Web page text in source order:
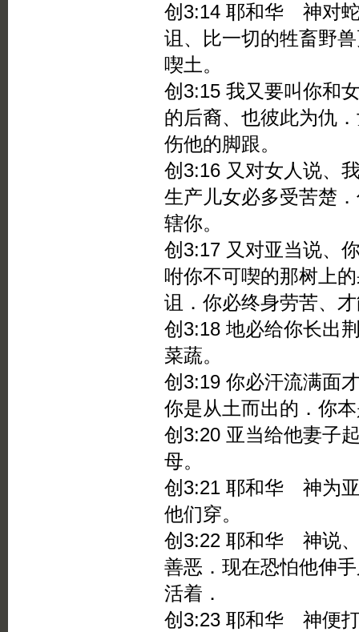
创3:14 耶和华 神对
诅、比一切的牲畜野
喫土。
创3:15 我又要叫你和
的后裔、也彼此为仇
伤他的脚跟。
创3:16 又对女人说、
生产儿女必多受苦楚
辖你。
创3:17 又对亚当说、
咐你不可喫的那树上
诅．你必终身劳苦、
创3:18 地必给你长出
菜蔬。
创3:19 你必汗流满面
你是从土而出的．你
创3:20 亚当给他妻子
母。
创3:21 耶和华 神为
他们穿。
创3:22 耶和华 神说
善恶．现在恐怕他伸
活着．
创3:23 耶和华 神便